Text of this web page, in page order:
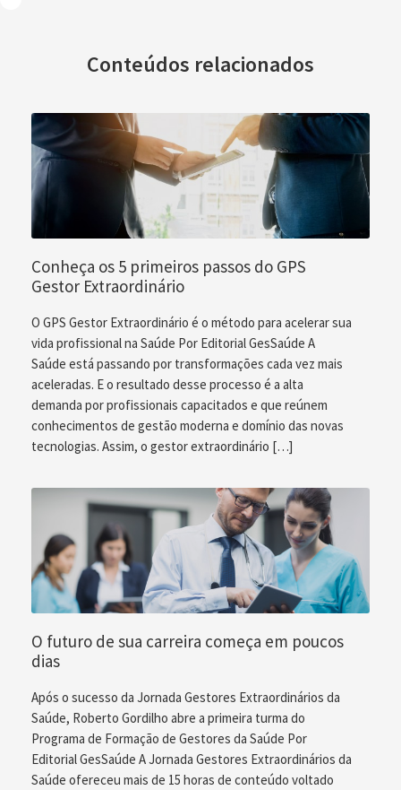
Conteúdos relacionados
Conheça os 5 primeiros passos do GPS
Gestor Extraordinário
O GPS Gestor Extraordinário é o método para acelerar sua
vida profissional na Saúde Por Editorial GesSaúde A
Saúde está passando por transformações cada vez mais
aceleradas. E o resultado desse processo é a alta
demanda por profissionais capacitados e que reúnem
conhecimentos de gestão moderna e domínio das novas
tecnologias. Assim, o gestor extraordinário […]
O futuro de sua carreira começa em poucos
dias
Após o sucesso da Jornada Gestores Extraordinários da
Saúde, Roberto Gordilho abre a primeira turma do
Programa de Formação de Gestores da Saúde Por
Editorial GesSaúde A Jornada Gestores Extraordinários da
Saúde ofereceu mais de 15 horas de conteúdo voltado